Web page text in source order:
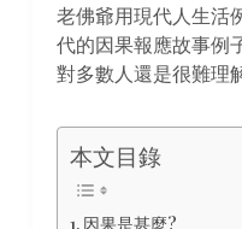
老佛爺用現代人生活
代的因果報應故事例
對多數人還是很難理
本文目錄
因果是甚麼?